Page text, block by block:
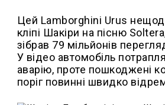
Цей Lamborghini Urus
кліпі Шакіри на пісню
зібрав 79 мільйонів
У відео автомобіль
аварію, проте пошкоджені
поріг повинні швидко